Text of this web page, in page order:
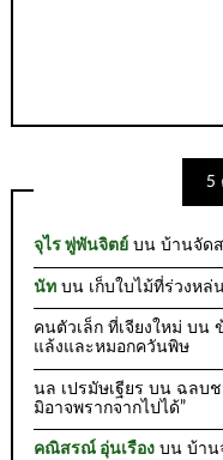
5
จุไร พู่พันจิตย์ บนบ้านจัดส
นัท บน เก็บใบไม้ที่ร่วงหล่
คนตัวเล็ก ที่เจียงใหม่ บน
แล้งและหมอกควันพิษ
นล เปรมัษเฐียร บน ฉลบช
มิอาจพรากจากไปได้”
คณิสรณ์ อุ่นเรือง บนบ้าน